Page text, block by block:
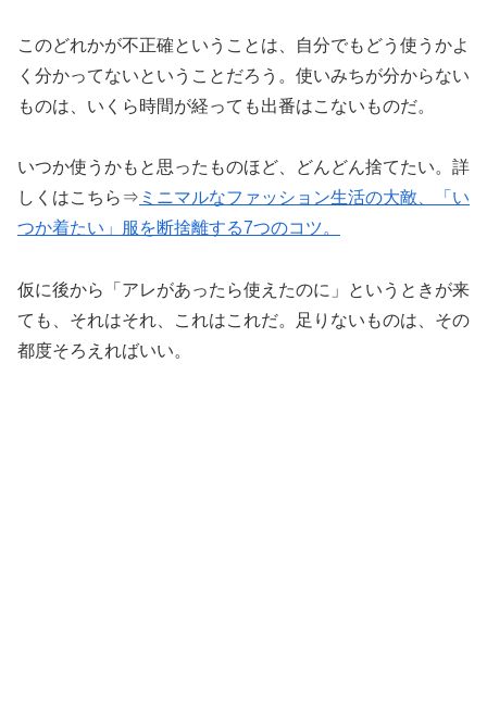
このどれかが不正確ということは、自分でもどう使うかよ
く分かってないということだろう。使いみちが分からない
ものは、いくら時間が経っても出番はこないものだ。
いつか使うかもと思ったものほど、どんどん捨てたい。詳
しくはこちら⇒ ミニマルなファッション生活の大敵、「 い
つか着たい」服を断捨離する7つのコツ。
仮に後から「アレがあったら使えたのに」というときが来
ても、それはそれ、これはこれだ。足りないものは、その
都度そろえればいい。